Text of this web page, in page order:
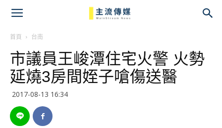
首頁 台南
市議員王峻潭住宅火警 火勢
延燒3房間姪子嗆傷送醫
2017-08-13 16:34